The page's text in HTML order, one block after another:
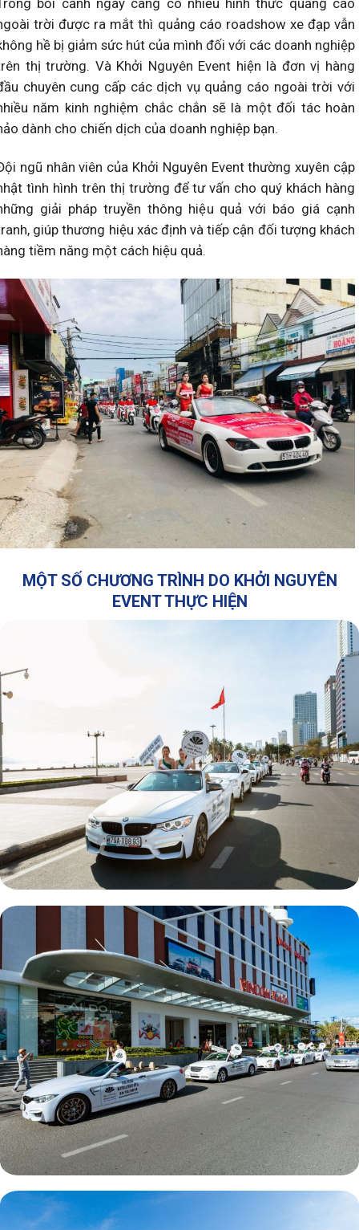
bối cảnh ngày càng có nhiều hình thức quảng cáo
trời được ra mắt thì quảng cáo roadshow xe đạp vẫn
hề bị giảm sức hút của mình đối với các doanh nghiệp
thị trường. Và Khởi Nguyên Event hiện là đơn vị hàng
chuyên cung cấp các dịch vụ quảng cáo ngoài trời với
năm kinh nghiệm chắc chắn sẽ là một đối tác hoàn
dành cho chiến dịch của doanh nghiệp bạn.
ngũ nhân viên của Khởi Nguyên Event thường xuyên cập
tình hình trên thị trường để tư vấn cho quý khách hàng
giải pháp truyền thông hiệu quả với báo giá cạnh
giúp thương hiệu xác định và tiếp cận đối tượng khách
tiềm năng một cách hiệu quả.
MỘT SỐ CHƯƠNG TRÌNH DO KHỞI NGUYÊN
EVENT THỰC HIỆN